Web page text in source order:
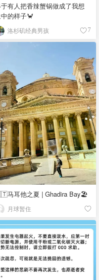
有人把香辣蟹锅做成了我想
的样子🦀
洛杉矶经典男孩 7
马耳他之夏 | Ghadira Bay🏖️
月球暂住